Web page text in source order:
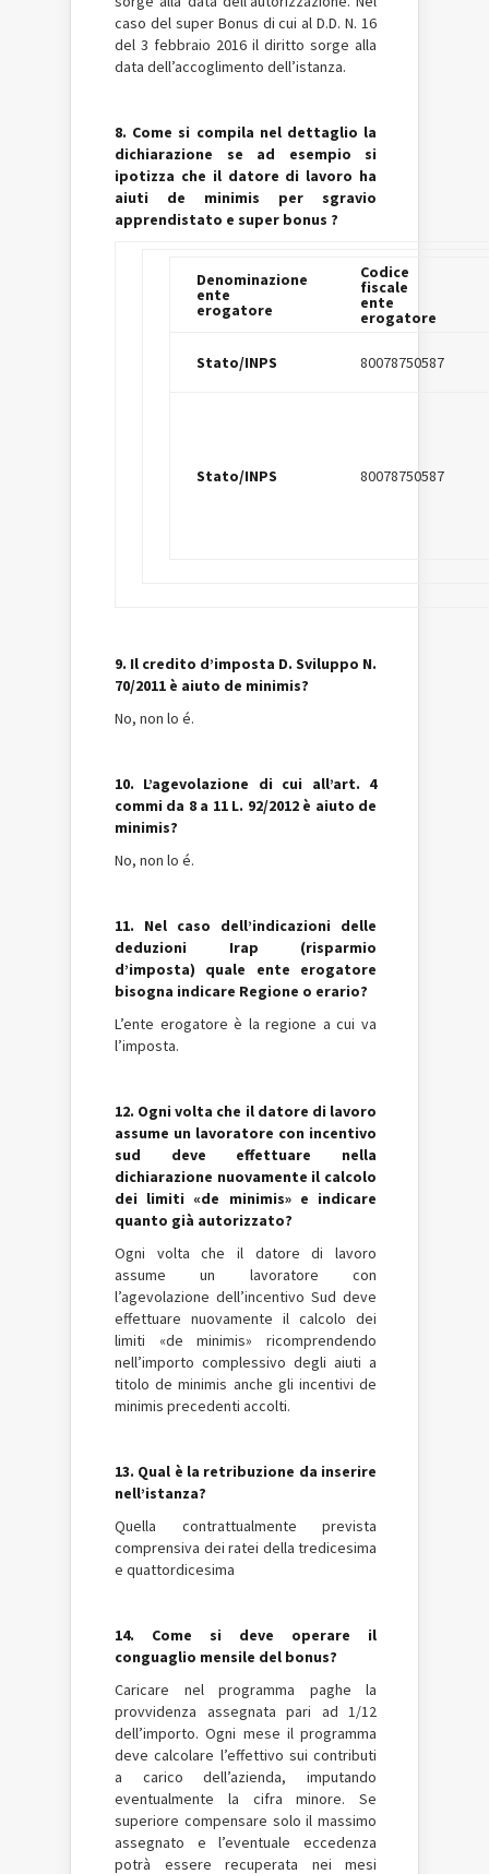
caso del super Bonus di cui al D.D. N. 16
del 3 febbraio 2016 il diritto sorge alla
data dell’accoglimento dell’istanza.
8. Come si compila nel dettaglio la
dichiarazione se ad esempio si
ipotizza che il datore di lavoro ha
aiuti de minimis per sgravio
apprendistato e super bonus ?
Denominazione
ente
erogatore
Codice
fiscale
ente
erogatore
Stato/INPS 80078750587
Stato/INPS 80078750587
9. Il credito d’imposta D. Sviluppo N.
70/2011 è aiuto de minimis?
No, non lo é.
10. L’agevolazione di cui all’art. 4
commi da 8 a 11 L. 92/2012 è aiuto de
minimis?
No, non lo é.
11. Nel caso dell’indicazioni delle
deduzioni Irap (risparmio
d’imposta) quale ente erogatore
bisogna indicare Regione o erario?
L’ente erogatore è la regione a cui va
l’imposta.
12. Ogni volta che il datore di lavoro
assume un lavoratore con incentivo
sud deve effettuare nella
dichiarazione nuovamente il calcolo
dei limiti «de minimis» e indicare
quanto già autorizzato?
Ogni volta che il datore di lavoro
assume un lavoratore con
l’agevolazione dell’incentivo Sud deve
effettuare nuovamente il calcolo dei
limiti «de minimis» ricomprendendo
nell’importo complessivo degli aiuti a
titolo de minimis anche gli incentivi de
minimis precedenti accolti.
13. Qual è la retribuzione da inserire
nell’istanza?
Quella contrattualmente prevista
comprensiva dei ratei della tredicesima
e quattordicesima
14. Come si deve operare il
conguaglio mensile del bonus?
Caricare nel programma paghe la
provvidenza assegnata pari ad 1/12
dell’importo. Ogni mese il programma
deve calcolare l’effettivo sui contributi
a carico dell’azienda, imputando
eventualmente la cifra minore. Se
superiore compensare solo il massimo
assegnato e l’eventuale eccedenza
potrà essere recuperata nei mesi